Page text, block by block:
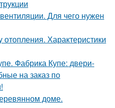
Для чего нужен
Характеристики
Фабрика Купе: двери-
на заказ по
доме.